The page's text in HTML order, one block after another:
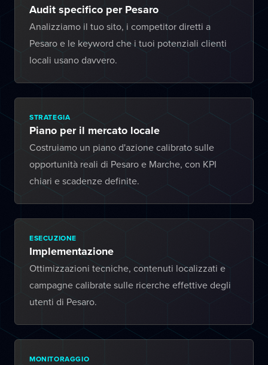
Audit specifico per Pesaro
Analizziamo il tuo sito, i competitor diretti a
Pesaro e le keyword che i tuoi potenziali clienti
locali usano davvero.
STRATEGIA
Piano per il mercato locale
Costruiamo un piano d'azione calibrato sulle
opportunità reali di Pesaro e Marche, con KPI
chiari e scadenze definite.
ESECUZIONE
Implementazione
Ottimizzazioni tecniche, contenuti localizzati e
campagne calibrate sulle ricerche effettive degli
utenti di Pesaro.
MONITORAGGIO